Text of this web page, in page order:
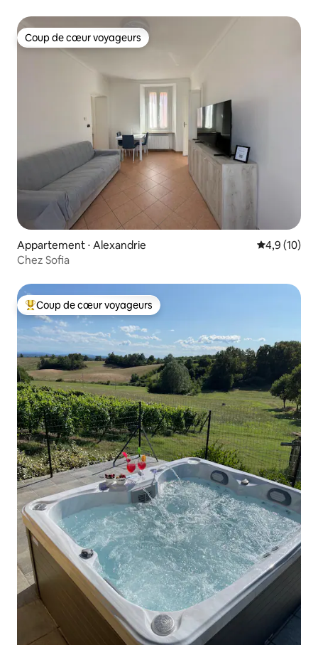
Coup de cœur voyageurs
Coup de cœur voyageurs
Appartement ⋅ Alexandrie Évaluation
4,9 (10)
Chez Sofia
Coups de cœur voyageurs les plus appréciés
Coup de cœur voyageurs